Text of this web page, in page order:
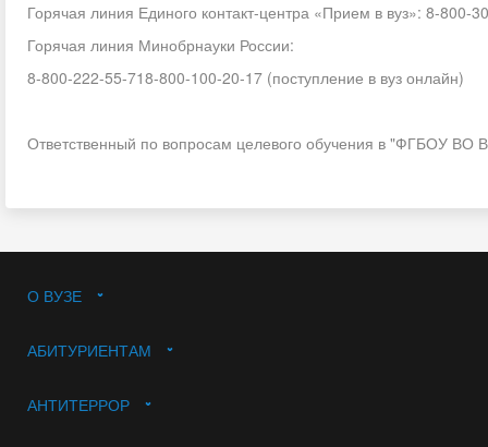
Горячая линия Единого контакт-центра «Прием в вуз»: 8-800-
Горячая линия Минобрнауки России:
8-800-222-55-718-800-100-20-17 (поступление в вуз онлайн)
Ответственный по вопросам целевого обучения в "ФГБОУ
О ВУЗЕ
АБИТУРИЕНТАМ
АНТИТЕРРОР